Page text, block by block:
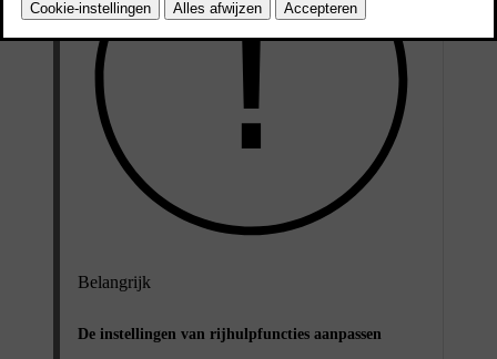
Belangrijk
De instellingen van rijhulpfuncties aanpassen